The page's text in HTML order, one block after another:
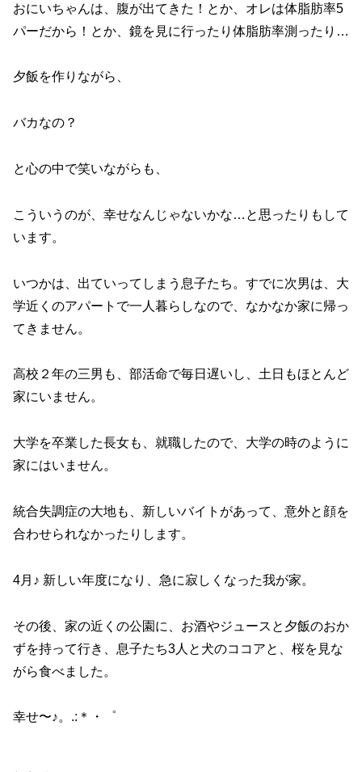
おにいちゃんは、腹が出てきた！とか、オレは体脂肪率5
パーだから！とか、鏡を見に行ったり体脂肪率測ったり…
夕飯を作りながら、
バカなの？
と心の中で笑いながらも、
こういうのが、幸せなんじゃないかな…と思ったりもして
います。
いつかは、出ていってしまう息子たち。すでに次男は、大
学近くのアパートで一人暮らしなので、なかなか家に帰っ
てきません。
高校２年の三男も、部活命で毎日遅いし、土日もほとんど
家にいません。
大学を卒業した長女も、就職したので、大学の時のように
家にはいません。
統合失調症の大地も、新しいバイトがあって、意外と顔を
合わせられなかったりします。
4月♪ 新しい年度になり、急に寂しくなった我が家。
その後、家の近くの公園に、お酒やジュースと夕飯のおか
ずを持って行き、息子たち3人と犬のココアと、桜を見な
がら食べました。
幸せ〜♪。.:＊・゜